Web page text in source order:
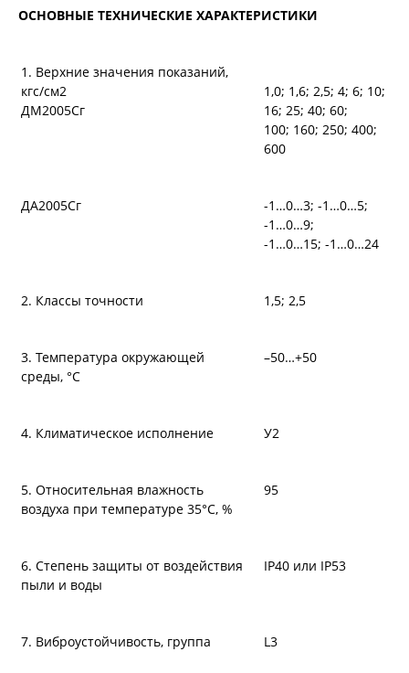
ОСНОВНЫЕ ТЕХНИЧЕСКИЕ ХАРАКТЕРИСТИКИ
1. Верхние значения показаний,
кгс/см2
ДМ2005Сг
1,0; 1,6; 2,5; 4; 6; 10;
16; 25; 40; 60;
100; 160; 250; 400;
600
ДА2005Сг
-1…0…3; -1…0…5;
-1…0…9;
-1…0…15; -1…0…24
2. Классы точности 1,5; 2,5
3. Температура окружающей
среды, °С
–50…+50
4. Климатическое исполнение У2
5. Относительная влажность
воздуха при температуре 35°С, %
95
6. Степень защиты от воздействия
пыли и воды
IP40 или IP53
7. Виброустойчивость, группа L3